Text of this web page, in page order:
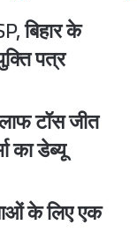
बिहार के
पत्र
टॉस जीत
का डेब्यू
के लिए एक